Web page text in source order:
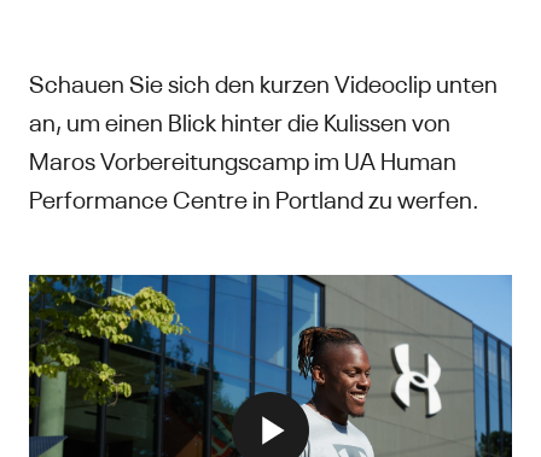
Schauen Sie sich den kurzen Videoclip unten
an, um einen Blick hinter die Kulissen von
Maros Vorbereitungscamp im UA Human
Performance Centre in Portland zu werfen.